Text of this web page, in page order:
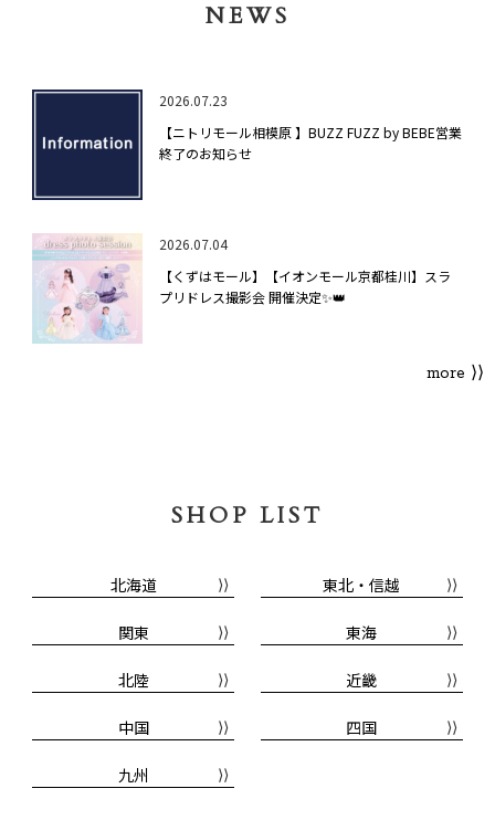
NEWS
2026.07.23
【ニトリモール相模原 】BUZZ FUZZ by BEBE営業
終了のお知らせ
2026.07.04
【くずはモール】【イオンモール京都桂川】スラ
プリドレス撮影会 開催決定✨👑
more ⟩⟩
SHOP LIST
北海道 東北・信越
関東 東海
北陸 近畿
中国 四国
九州